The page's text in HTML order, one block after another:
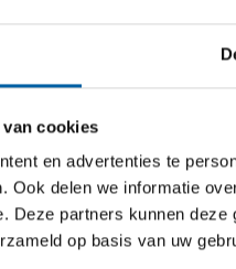
cookies
en advertenties te
Ook delen we informatie
Deze partners kunnen
op basis van uw
is de nadruk op
onderbouwd, maar
zien hoe de
van groot
goed onderbouwde